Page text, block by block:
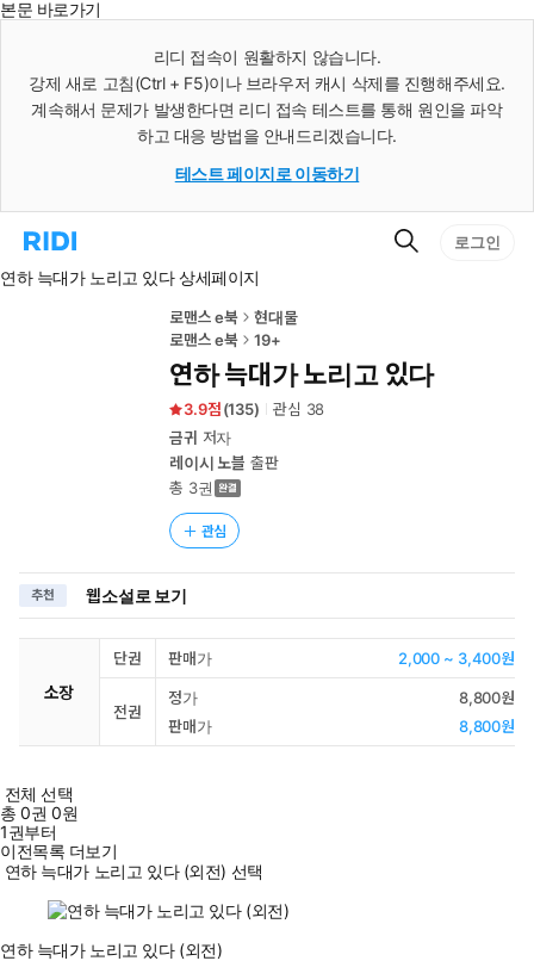
본문 바로가기
리디 접속이 원활하지 않습니다.
강제 새로 고침(Ctrl + F5)이나 브라우저 캐시 삭제를 진행해주세요.
계속해서 문제가 발생한다면 리디 접속 테스트를 통해 원인을 파악
하고 대응 방법을 안내드리겠습니다.
테스트 페이지로 이동하기
리
홈
검
로그인
연하 늑대가 노리고 있다 상세페이지
로맨스 e북
현대물
로맨스 e북
19+
연하 늑대가 노리고 있다
3.9 (135) 관심 38
금귀 저자
레이시 노블 출판
총 3권
관심
추천 웹소설로 보기
소장
단권 판매가 2,000 ~ 3,400원
전권
정가
8,800원
판매가
8,800원
전체 선택
총0권 0원
1권부터
이전목록 더보기
연하 늑대가 노리고 있다 (외전) 선택
연하 늑대가 노리고 있다 (외전)